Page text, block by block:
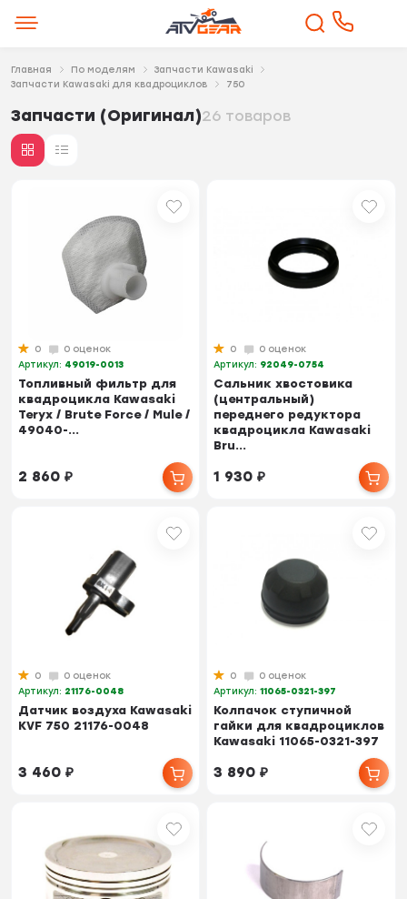
Главная По моделям
Запчасти Kawasaki
Запчасти Kawasaki для квадроциклов
750
Запчасти (Оригинал)26 товаров
0
0 оценок
Артикул: 49019-0013
Топливный фильтр для
квадроцикла Kawasaki
Teryx / Brute Force / Mule /
49040-...
2 860₽
0
0 оценок
Артикул: 92049-0754
Сальник хвостовика
(центральный)
переднего редуктора
квадроцикла Kawasaki
Bru...
1 930₽
0
0 оценок
Артикул: 21176-0048
Датчик воздуха Kawasaki
KVF 750 21176-0048
3 460₽
0
0 оценок
Артикул:11065-0321-397
Колпачок ступичной
гайки для квадроциклов
Kawasaki 11065-0321-397
3 890₽